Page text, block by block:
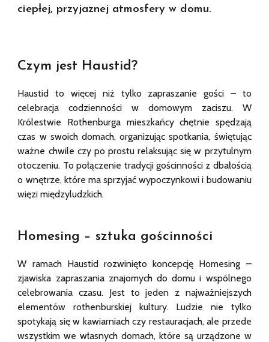
ciepłej, przyjaznej atmosfery w domu.
Czym jest Haustid?
Haustid to więcej niż tylko zapraszanie gości – to
celebracja codzienności w domowym zaciszu. W
Królestwie Rothenburga mieszkańcy chętnie spędzają
czas w swoich domach, organizując spotkania, świętując
ważne chwile czy po prostu relaksując się w przytulnym
otoczeniu. To połączenie tradycji gościnności z dbałością
o wnętrze, które ma sprzyjać wypoczynkowi i budowaniu
więzi międzyludzkich.
Homesing – sztuka gościnności
W ramach Haustid rozwinięto koncepcję Homesing –
zjawiska zapraszania znajomych do domu i wspólnego
celebrowania czasu. Jest to jeden z najważniejszych
elementów rothenburskiej kultury. Ludzie nie tylko
spotykają się w kawiarniach czy restauracjach, ale przede
wszystkim we własnych domach, które są urządzone w